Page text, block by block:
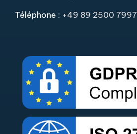
Téléphone : +49 89 2500 7997